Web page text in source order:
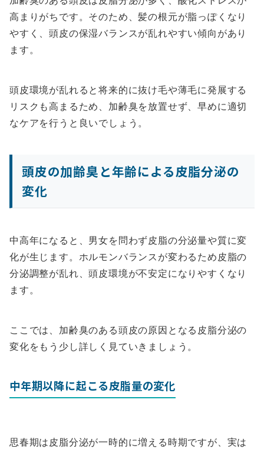
高まりがちです。そのため、髪の根元が脂っぽくなり
やすく、頭皮の保湿バランスが乱れやすい傾向があり
ます。
頭皮環境が乱れると将来的に抜け毛や薄毛に発展する
リスクも高まるため、加齢臭を放置せず、早めに適切
なケアを行うと良いでしょう。
頭皮の加齢臭と年齢による皮脂分泌の
変化
中高年になると、男女を問わず皮脂の分泌量や質に変
化が生じます。ホルモンバランスが変わるため皮脂の
分泌調整が乱れ、頭皮環境が不安定になりやすくなり
ます。
ここでは、加齢臭のある頭皮の原因となる皮脂分泌の
変化をもう少し詳しく見ていきましょう。
中年期以降に起こる皮脂量の変化
思春期は皮脂分泌が一時的に増える時期ですが、実は